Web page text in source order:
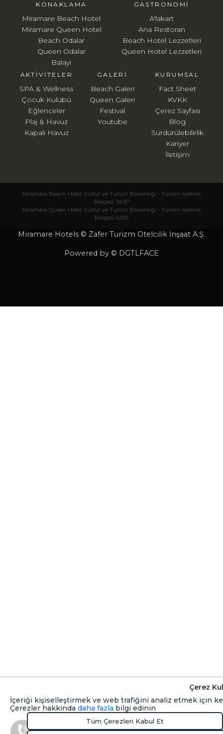
KONAKLAMA
Miramare Beach Hotel
Miramare Queen Hotel
Beach Odalar
Queen Odalar
Balayı
GASTRONOMI
A'lakart
Ana Restoran
Beach Hotel Lezzetleri
Queen Hotel Lezzetleri
AKTIVITELER
SPA & Wellness
Çocuk Kulübü
Eğlenceler
Plaj & Havuz
Kapalı Havuz
KURUMSAL
Fact Sheet
KVKK
Çerez Sayfası
Blog
Sürdürülebilirlik
Kariyer
İletişim
GALERI
Beach Galeri
Queen Galeri
Festival
Youtube
Miramare Beach Hotel: Kültür ve Turizm Bakanlığı - Turizm İşletme
Belgesi: 3497
Miramare Queen Hotel: Kültür ve Turizm Bakanlığı - Turizm İşletme
Belgesi: 6395
Miramare Hotels © Zafer Turizm Otelcilik İnşaat A.Ş.
Powered by © DGTLFACE
Çerez
İçeriği kişiselleştirmek ve web trafiğini analiz etmek için
Çerezler hakkında daha fazla bilgi edinin
Tüm Çerezleri Kabul Et